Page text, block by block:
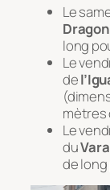
Le
long
Le
de
mètres
Le
du
de